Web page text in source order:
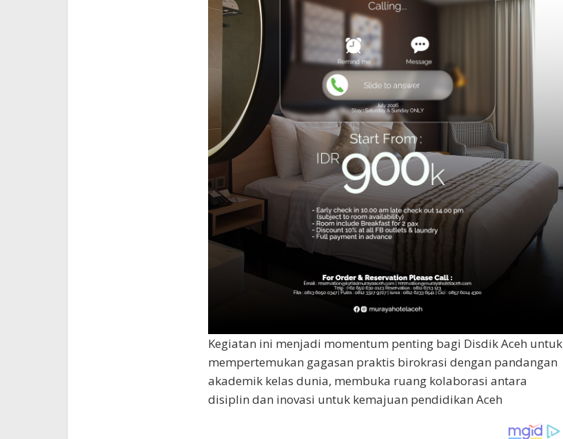
Kegiatan ini menjadi momentum penting bagi Disdik Aceh untuk
mempertemukan gagasan praktis birokrasi dengan pandangan
akademik kelas dunia, membuka ruang kolaborasi antara
disiplin dan inovasi untuk kemajuan pendidikan Aceh